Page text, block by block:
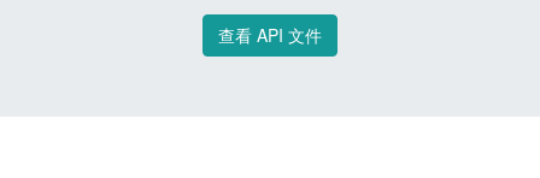
查看 API 文件